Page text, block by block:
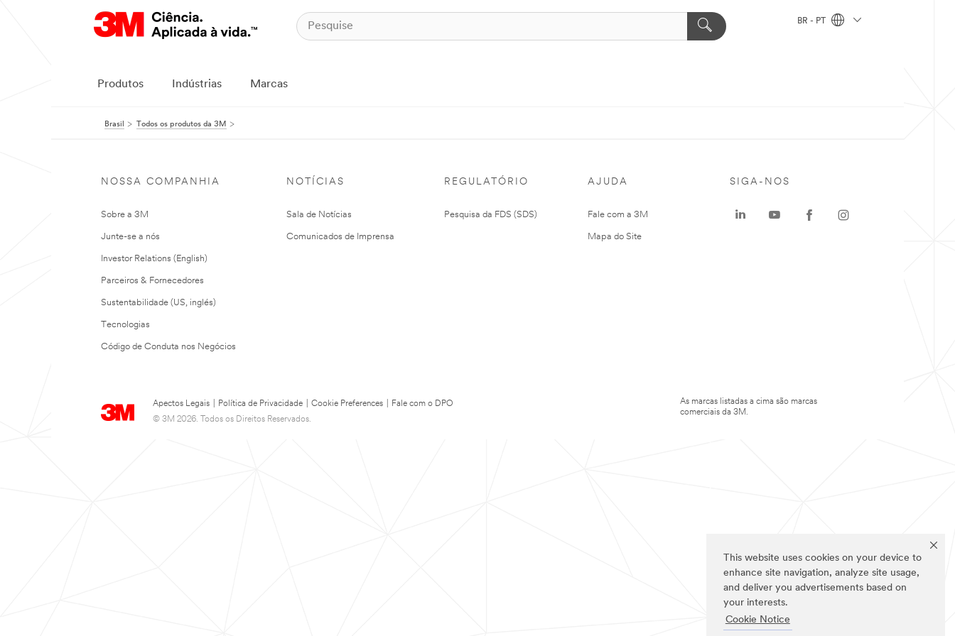
This website uses cookies on your device to
enhance site navigation, analyze site usage,
and deliver you advertisements based on
your interests.
Cookie Notice
BR - PT
Produtos Indústrias Marcas
Brasil Todos os produtos da 3M
NOSSA COMPANHIA
Sobre a 3M
Junte-se a nós
Investor Relations (English)
Parceiros & Fornecedores
Sustentabilidade (US, inglés)
Tecnologias
Código de Conduta nos Negócios
NOTÍCIAS
Sala de Notícias
Comunicados de Imprensa
REGULATÓRIO
Pesquisa da FDS (SDS)
AJUDA
Fale com a 3M
Mapa do Site
Apectos Legais Política de Privacidade Cookie Preferences
Fale com o DPO
© 3M 2026. Todos os Direitos Reservados.
SIGA-NOS
As marcas listadas a cima são marcas
comerciais da 3M.